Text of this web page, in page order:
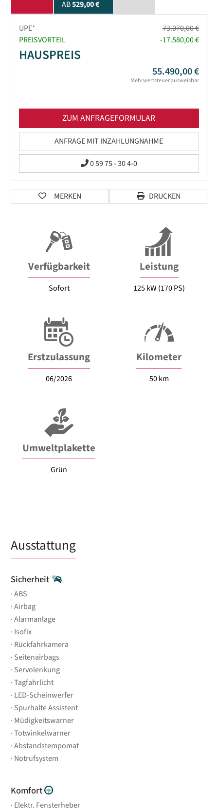
AB529,00 €
UPE*
73.070,00 €
PREISVORTEIL
-17.580,00 €
HAUSPREIS
55.490,00 €
Mehrwertsteuer ausweisbar
ZUM ANFRAGEFORMULAR
ANFRAGE MIT INZAHLUNGNAHME
0 59 75 - 30 4-0
MERKEN DRUCKEN
Verfügbarkeit
Sofort
Leistung
125 kW (170 PS)
Erstzulassung
06/2026
Kilometer
50 km
Umweltplakette
Grün
Ausstattung
Sicherheit
ABS
Airbag
Alarmanlage
Isofix
Rückfahrkamera
Seitenairbags
Servolenkung
Tagfahrlicht
LED-Scheinwerfer
Spurhalte Assistent
Müdigkeitswarner
Totwinkelwarner
Abstandstempomat
Notrufsystem
Komfort
Elektr. Fensterheber